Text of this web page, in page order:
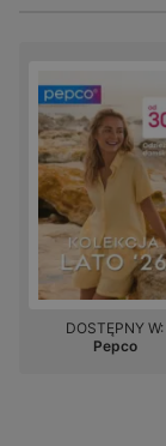
DOSTĘPNY W:
Pepco